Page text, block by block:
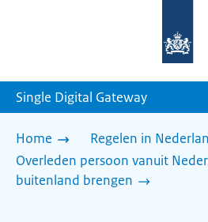
homepage
Single Digital Gateway
Home
Regelen in
Overleden persoon vanuit
buitenland brengen